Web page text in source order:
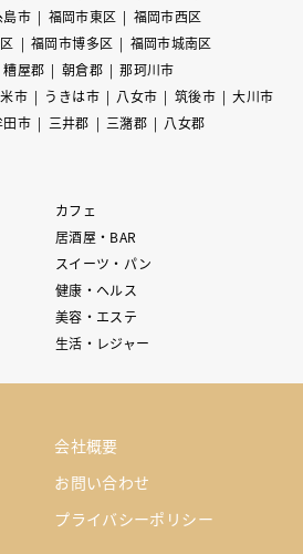
島市 福岡市東区
福岡市西区
福岡市博多区
福岡市城南区
糟屋郡 朝倉郡
那珂川市
市 うきは市 八女市 筑後市
大川市
田市 三井郡 三潴郡 八女郡
カフェ
居酒屋・BAR
スイーツ・パン
健康・ヘルス
美容・エステ
生活・レジャー
会社概要
お問い合わせ
プライバシーポリシー